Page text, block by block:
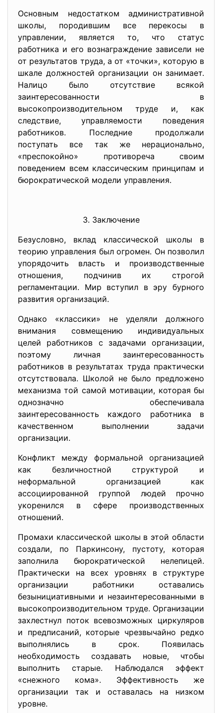
Основным недостатком административной
школы, породившим все перекосы в
управлении, является то, что статус
работника и его вознаграждение зависели не
от результатов труда, а от «точки», которую в
шкале должностей организации он занимает.
Налицо было отсутствие всякой
заинтересованности в
высокопроизводительном труде и, как
следствие, управляемости поведения
работников. Последние продолжали
поступать все так же нерационально,
«преспокойно» противореча своим
поведением всем классическим принципам и
бюрократической модели управления.
3. Заключение
Безусловно, вклад классической школы в
теорию управления был огромен. Он позволил
упорядочить власть и производственные
отношения, подчинив их строгой
регламентации. Мир вступил в эру бурного
развития организаций.
Однако «классики» не уделяли должного
внимания совмещению индивидуальных
целей работников с задачами организации,
поэтому личная заинтересованность
работников в результатах труда практически
отсутствовала. Школой не было предложено
механизма той самой мотивации, которая бы
однозначно обеспечивала
заинтересованность каждого работника в
качественном выполнении задачи
организации.
Конфликт между формальной организацией
как безличностной структурой и
неформальной организацией как
ассоциированной группой людей прочно
укоренился в сфере производственных
отношений.
Промахи классической школы в этой области
создали, по Паркинсону, пустоту, которая
заполнила бюрократической нелепицей.
Практически на всех уровнях в структуре
организации работники оставались
безынициативными и незаинтересованными в
высокопроизводительном труде. Организации
захлестнул поток всевозможных циркуляров
и предписаний, которые чрезвычайно редко
выполнялись в срок. Появилась
необходимость создавать новые, чтобы
выполнить старые. Наблюдался эффект
«снежного кома». Эффективность же
организации так и оставалась на низком
уровне.